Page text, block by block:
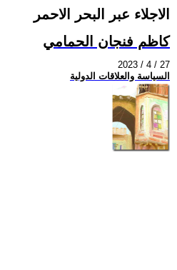
الاجلاء عبر البحر الاحمر
كاظم فنجان الحمامي
2023 / 4 / 27
السياسة والعلاقات الدولية